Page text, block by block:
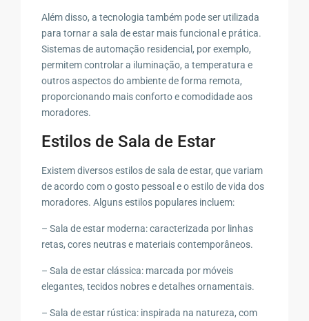
Além disso, a tecnologia também pode ser utilizada
para tornar a sala de estar mais funcional e prática.
Sistemas de automação residencial, por exemplo,
permitem controlar a iluminação, a temperatura e
outros aspectos do ambiente de forma remota,
proporcionando mais conforto e comodidade aos
moradores.
Estilos de Sala de Estar
Existem diversos estilos de sala de estar, que variam
de acordo com o gosto pessoal e o estilo de vida dos
moradores. Alguns estilos populares incluem:
– Sala de estar moderna: caracterizada por linhas
retas, cores neutras e materiais contemporâneos.
– Sala de estar clássica: marcada por móveis
elegantes, tecidos nobres e detalhes ornamentais.
– Sala de estar rústica: inspirada na natureza, com